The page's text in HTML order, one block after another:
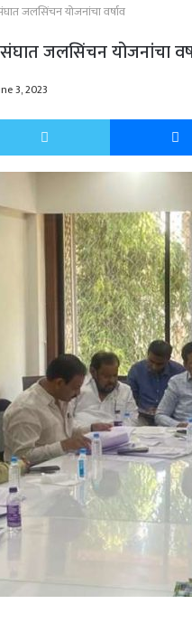
जलसिंचन योजनांचा वर्षाव
जलसिंचन योजनांचा
3, 2023
Twitter